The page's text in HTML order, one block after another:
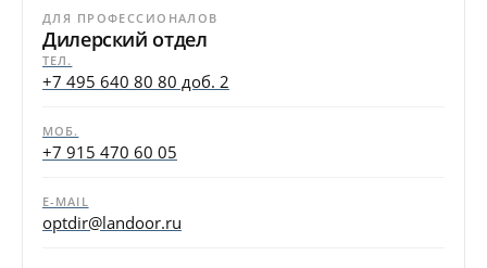
ДЛЯ ПРОФЕССИОНАЛОВ
Дилерский отдел
ТЕЛ.
+7 495 640 80 80 доб. 2
МОБ.
+7 915 470 60 05
E-MAIL
optdir@landoor.ru